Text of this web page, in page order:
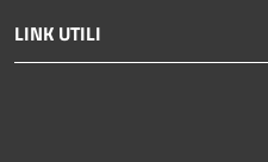
LINK UTILI